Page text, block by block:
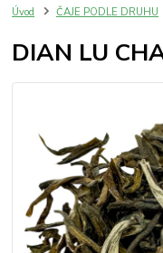
Úvod ČAJE PODLE DRUHU
DIAN LU